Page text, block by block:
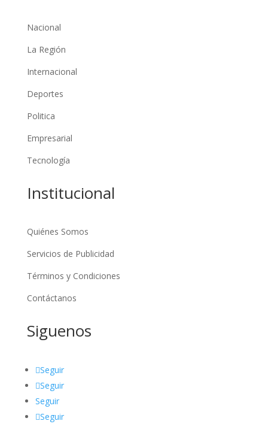
Nacional
La Región
Internacional
Deportes
Politica
Empresarial
Tecnología
Institucional
Quiénes Somos
Servicios de Publicidad
Términos y Condiciones
Contáctanos
Siguenos
Seguir
Seguir
Seguir
Seguir